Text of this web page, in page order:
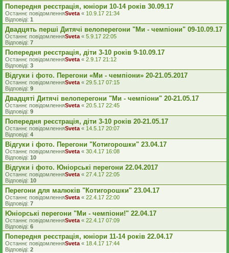
Попередня реєстрація, юніори 10-14 років 30.09.17
Останнє повідомленняSveta « 10.9.17 21:34
Відповіді: 1
Двадцять перші Дитячі велоперегони "Ми - чемпіони" 09-10.09.17
Останнє повідомленняSveta « 5.9.17 22:05
Відповіді: 7
Попередня реєстрація, діти 3-10 років 9-10.09.17
Останнє повідомленняSveta « 2.9.17 21:12
Відповіді: 3
Відгуки і фото. Перегони «Ми - чемпіони» 20-21.05.2017
Останнє повідомленняSveta « 29.5.17 07:15
Відповіді: 9
Двадцяті Дитячі велоперегони "Ми - чемпіони" 20-21.05.17
Останнє повідомленняSveta « 20.5.17 22:45
Відповіді: 9
Попередня реєстрація, діти 3-10 років 20-21.05.17
Останнє повідомленняSveta « 14.5.17 20:07
Відповіді: 4
Відгуки і фото. Перегони "Котигорошки" 23.04.17
Останнє повідомленняSveta « 30.4.17 16:08
Відповіді: 10
Відгуки і фото. Юніорські перегони 22.04.2017
Останнє повідомленняSveta « 27.4.17 22:05
Відповіді: 10
Перегони для малюків "Котигорошки" 23.04.17
Останнє повідомленняSveta « 22.4.17 22:00
Відповіді: 7
Юніорські перегони "Ми - чемпіони!" 22.04.17
Останнє повідомленняSveta « 22.4.17 07:09
Відповіді: 6
Попередня реєстрація, юніори 11-14 років 22.04.17
Останнє повідомленняSveta « 18.4.17 17:44
Відповіді: 2